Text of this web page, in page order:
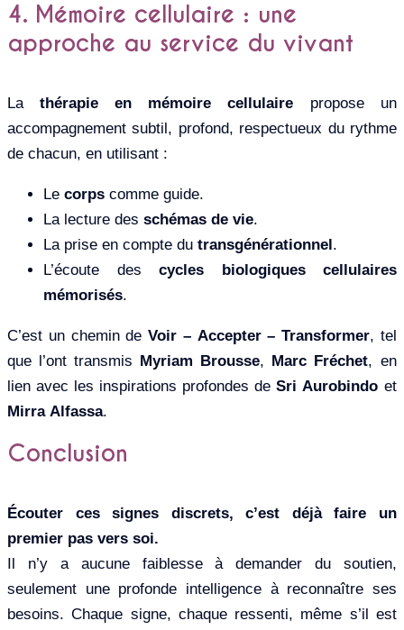
4. Mémoire cellulaire : une
approche au service du vivant
La thérapie en mémoire cellulaire propose un
accompagnement subtil, profond, respectueux du rythme
de chacun, en utilisant :
Le corps comme guide.
La lecture des schémas de vie.
La prise en compte du transgénérationnel.
L’écoute des cycles biologiques cellulaires
mémorisés.
C’est un chemin de Voir – Accepter – Transformer, tel
que l’ont transmis Myriam Brousse, Marc Fréchet, en
lien avec les inspirations profondes de Sri Aurobindo et
Mirra Alfassa.
Conclusion
Écouter ces signes discrets, c’est déjà faire un
premier pas vers soi.
Il n’y a aucune faiblesse à demander du soutien,
seulement une profonde intelligence à reconnaître ses
besoins. Chaque signe, chaque ressenti, même s’il est